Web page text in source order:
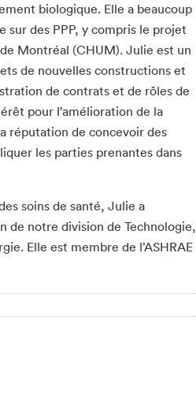
biologique. Elle a beaucoup
sur des PPP, y compris le projet
Montréal (CHUM). Julie est un
de nouvelles constructions et
de contrats et de rôles de
pour l’amélioration de la
réputation de concevoir des
les parties prenantes dans
soins de santé, Julie a
de notre division de Technologie,
Elle est membre de l’ASHRAE